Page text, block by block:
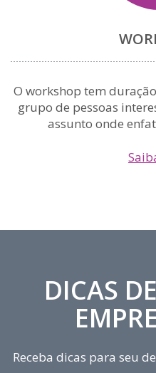
O workshop tem
grupo de pessoas
assunto onde
DICAS
Receba dicas para seu